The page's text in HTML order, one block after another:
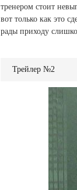
тренером стоит
вот только как это
рады приходу
Трейлер №2